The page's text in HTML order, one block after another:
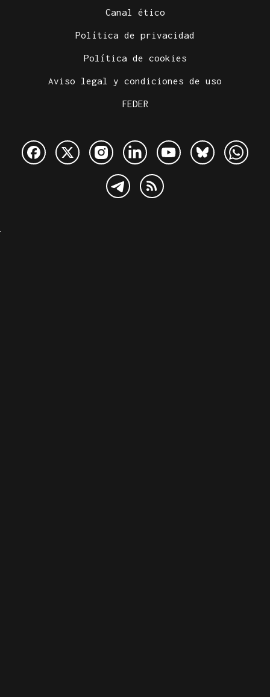
Canal ético
Política de privacidad
Política de cookies
Aviso legal y condiciones de uso
FEDER